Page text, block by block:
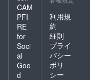
CAM
PFI
RE
for
Soci
al
Goo
d
利用規
約
細則
プライ
バシー
ポリ
シー